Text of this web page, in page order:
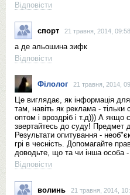
Відповісти
спорт 21 травня, 2014, 09:58
а де альошина зифк
Відповісти
Філолог 21 травня, 2014,
Це виглядає, як інформація
там, навіть як реклама - тільки
оптом і вроздріб і т.д))) А якщо
звертайтесь до суду! Предмет
Результати опитування -
грі в чесність. Допомагайте
доводьте, що та чи інша особа -
Відповісти
волинь 21 травня, 2014,